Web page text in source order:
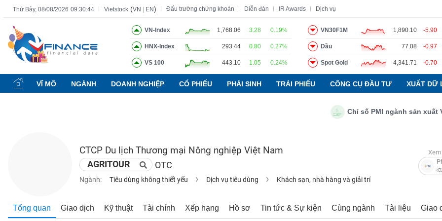
Thứ Bảy, 08/08/2026 09:30:44 Vietstock (VN EN) Đấu trường chứng khoán Diễn đàn IR Awards Dịch vụ
VN-Index 1,768.06 3.28 0.19%
HNX-Index 293.44 0.80 0.27%
VS 100 443.10 1.05 0.24%
VN30F1M 1,890.10 -5.90
Dầu 77.08 -0.97
Spot Gold 4,341.71 -0.70
VĨ MÔ NGÀNH DOANH NGHIỆP CỔ PHIẾU PHÁI SINH TRÁI PHIẾU CÔNG CỤ ĐẦU TƯ XUẤT DỮ
Chỉ số PMI ngành sản xuất
CTCP Du lịch Thương mại Nông nghiệp Việt Nam
AGRITOUR OTC
Ngành: Tiêu dùng không thiết yếu Dịch vụ tiêu dùng Khách sạn, nhà hàng và giải trí
Tổng quan Giao dịch Kỹ thuật Tài chính Xếp hạng Hồ sơ Tin tức & Sự kiện Cùng ngành Tài liệu Giao
Tất cả Tính năng Ngành Mã chứng khoán Lãnh đạo Báo cáo phân tích Thuật ngữ
Tính
năng
(-)
NGHIỆP